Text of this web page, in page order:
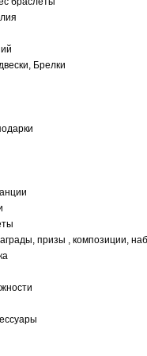
Брелки
призы , композиции,